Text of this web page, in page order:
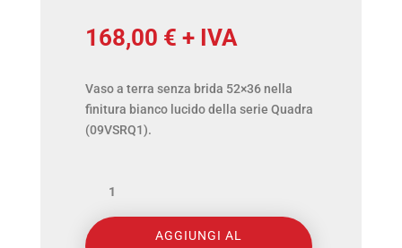
168,00 € + IVA
Vaso a terra senza brida 52×36 nella
finitura bianco lucido della serie Quadra
(09VSRQ1).
-
AGGIUNGI AL